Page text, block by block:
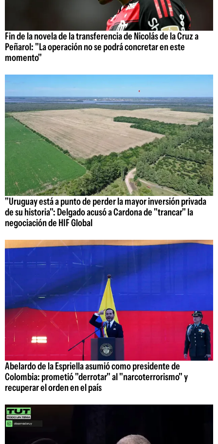
Fin de la novela de la transferencia de Nicolás de la Cruz a
Peñarol: "La operación no se podrá concretar en este
momento"
"Uruguay está a punto de perder la mayor inversión privada
de su historia": Delgado acusó a Cardona de "trancar" la
negociación de HIF Global
Abelardo de la Espriella asumió como presidente de
Colombia: prometió "derrotar" al "narcoterrorismo" y
recuperar el orden en el país